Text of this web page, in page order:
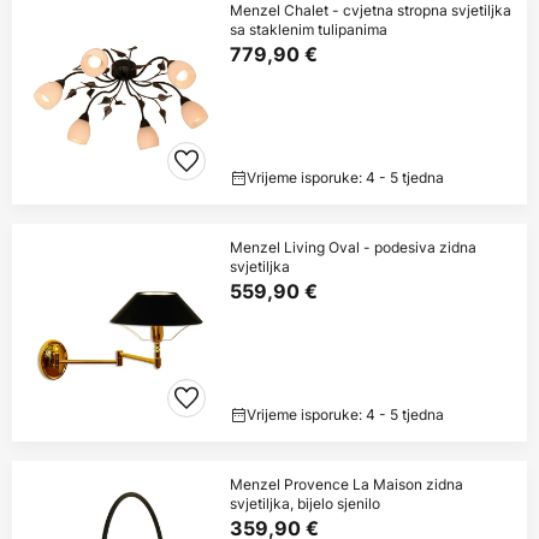
Menzel Chalet - cvjetna stropna svjetiljka
sa staklenim tulipanima
779,90 €
Vrijeme isporuke: 4 - 5 tjedna
Menzel Living Oval - podesiva zidna
svjetiljka
559,90 €
Vrijeme isporuke: 4 - 5 tjedna
Menzel Provence La Maison zidna
svjetiljka, bijelo sjenilo
359,90 €